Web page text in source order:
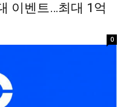
이벤트…최대 1억
0